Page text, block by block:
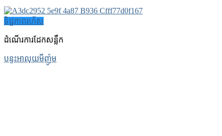
ទិដ្ឋភាពរហ័ស
ដំណើរការដែកសន្លឹក
បន្ទះអាលុយមីញ៉ូម